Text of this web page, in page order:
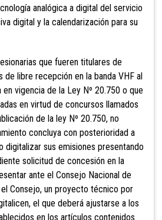
analógica a digital del servicio
digital y la calendarización para su
que fueren titulares de
de libre recepción en la banda VHF al
vigencia de la Ley Nº 20.750 o que
en virtud de concursos llamados
de la ley Nº 20.750, no
concluya con posterioridad a
digitalizar sus emisiones presentando
solicitud de concesión en la
ante el Consejo Nacional de
Consejo, un proyecto técnico por
el que deberá ajustarse a los
en los artículos contenidos